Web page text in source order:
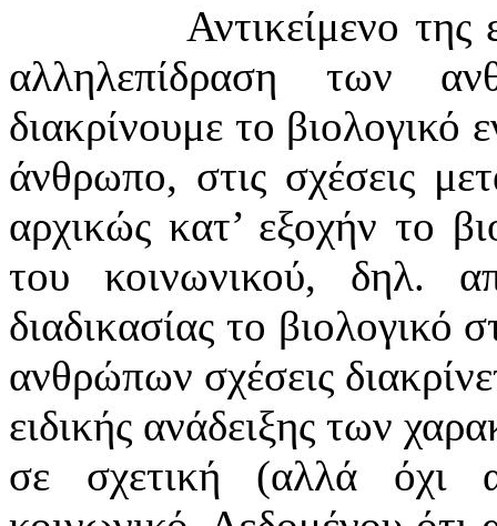
Αντικείμενο της
αλληλεπίδραση των
διακρίνουμε το βιολογικό
άνθρωπο, στις σχέσεις
αρχικώς κατ’ εξοχήν το
του κοινωνικού, δηλ.
διαδικασίας το βιολογικό
ανθρώπων σχέσεις
ειδικής ανάδειξης των
σε σχετική (αλλά όχι